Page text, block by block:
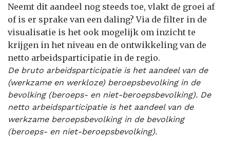
Neemt dit aandeel nog steeds toe, vlakt de groei af
of is er sprake van een daling? Via de filter in de
visualisatie is het ook mogelijk om inzicht te
krijgen in het niveau en de ontwikkeling van de
netto arbeidsparticipatie in de regio.
De bruto arbeidsparticipatie is het aandeel van de
(werkzame en werkloze) beroepsbevolking in de
bevolking (beroeps- en niet-beroepsbevolking). De
netto arbeidsparticipatie is het aandeel van de
werkzame beroepsbevolking in de bevolking
(beroeps- en niet-beroepsbevolking).